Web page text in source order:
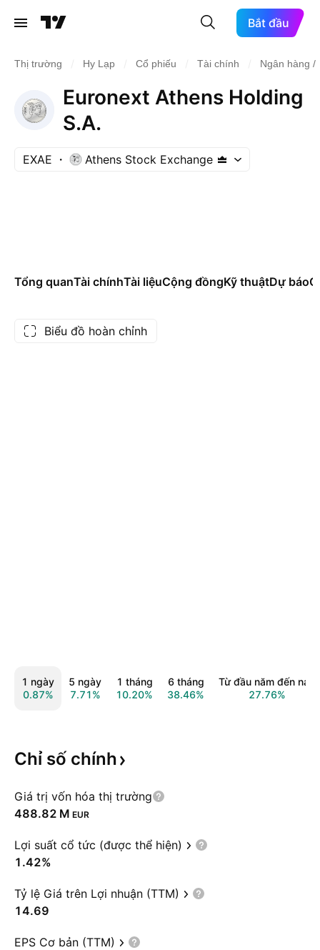
Bắt đầu
Thị trường Hy Lạp Cổ phiếu Tài chính Ngân hàng /
Euronext Athens Holding
S.A.
EXAE Athens Stock Exchange
Tổng quanTài chínhTài liệuCộng đồngKỹ thuậtDự báo
Biểu đồ hoàn chỉnh
1 ngày
0.87%
5 ngày
7.71%
1 tháng
10.20%
6 tháng
38.46%
Từ đầu năm đến nay
27.76%
Chỉ số chính
Giá trị vốn hóa thị trường
‪488.82 M‬ EUR
Lợi suất cổ tức (được thể hiện)
1.42%
Tỷ lệ Giá trên Lợi nhuận (TTM)
14.69
EPS Cơ bản (TTM)